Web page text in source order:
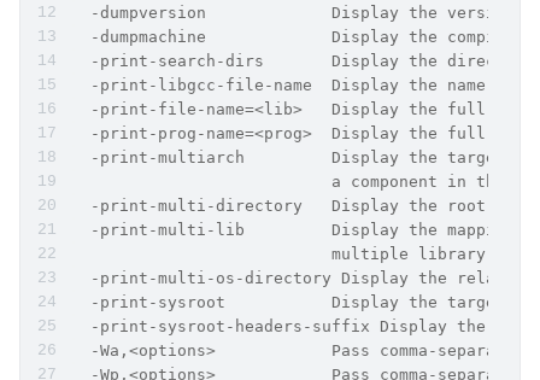
-dumpversion             Display the version
-dumpmachine             Display the
-print-search-dirs       Display the
-print-libgcc-file-name  Display the name of
-print-file-name=<lib>   Display the full
-print-prog-name=<prog>  Display the full
-print-multiarch         Display the target's
a component in the
-print-multi-directory   Display the root
-print-multi-lib         Display the mapping
multiple library
-print-multi-os-directory Display the
-print-sysroot           Display the target
-print-sysroot-headers-suffix Display the
-Wa,<options>            Pass comma-separated
-Wp,<options>            Pass comma-separated